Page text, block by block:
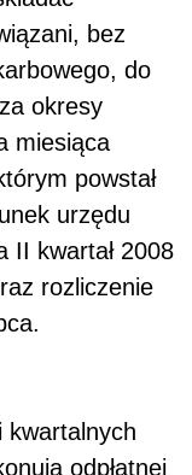
bez
do
okresy
miesiąca
powstał
urzędu
II kwartał 2008
rozliczenie
kwartalnych
odpłatnej